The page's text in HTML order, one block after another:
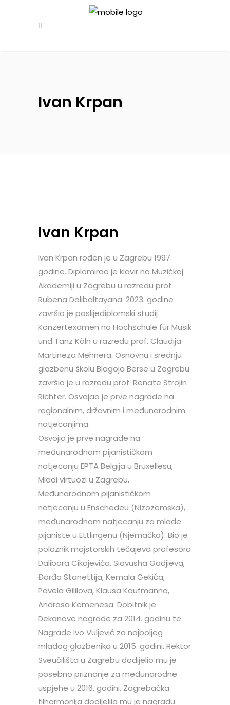
Ivan Krpan
Ivan Krpan
Ivan Krpan rođen je u Zagrebu 1997.
godine. Diplomirao je klavir na Muzičkoj
Akademiji u Zagrebu u razredu prof.
Rubena Dalibaltayana. 2023. godine
završio je poslijediplomski studij
Konzertexamen na Hochschule für Musik
und Tanz Köln u razredu prof. Claudija
Martineza Mehnera. Osnovnu i srednju
glazbenu školu Blagoja Berse u Zagrebu
završio je u razredu prof. Renate Strojin
Richter. Osvajao je prve nagrade na
regionalnim, državnim i međunarodnim
natjecanjima.
Osvojio je prve nagrade na
međunarodnom pijanističkom
natjecanju EPTA Belgija u Bruxellesu,
Mladi virtuozi u Zagrebu,
Međunarodnom pijanističkom
natjecanju u Enschedeu (Nizozemska),
međunarodnom natjecanju za mlade
pijaniste u Ettlingenu (Njemačka). Bio je
polaznik majstorskih tečajeva profesora
Dalibora Cikojevića, Siavusha Gadjieva,
Đorđa Stanettija, Kemala Gekića,
Pavela Gililova, Klausa Kaufmanna,
Andrasa Kemenesa. Dobitnik je
Dekanove nagrade za 2014. godinu te
Nagrade Ivo Vuljević za najboljeg
mladog glazbenika u 2015. godini. Rektor
Sveučilišta u Zagrebu dodijelio mu je
posebno priznanje za međunarodne
uspjehe u 2016. godini. Zagrebačka
filharmonija dodijelila mu je nagradu